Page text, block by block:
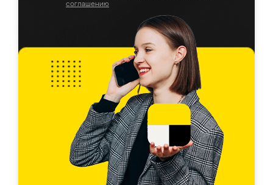
соглашению